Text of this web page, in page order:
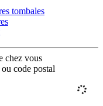
tombales
chez vous
code postal